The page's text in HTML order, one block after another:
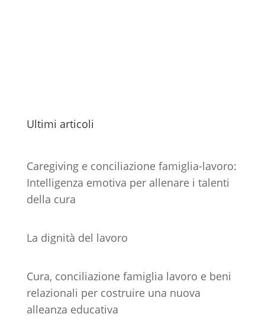
Ultimi articoli
Caregiving e conciliazione famiglia-lavoro:
Intelligenza emotiva per allenare i talenti
della cura
La dignità del lavoro
Cura, conciliazione famiglia lavoro e beni
relazionali per costruire una nuova
alleanza educativa